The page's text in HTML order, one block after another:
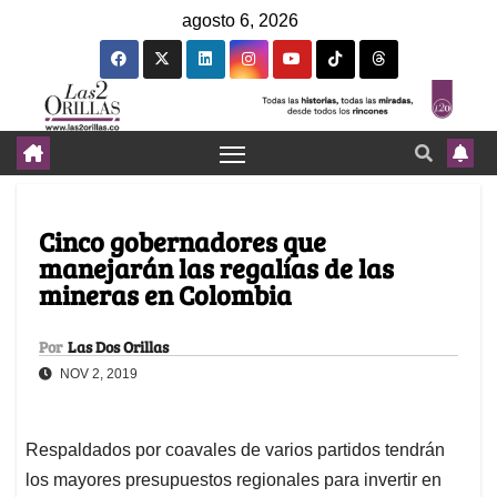
agosto 6, 2026
Cinco gobernadores que
manejarán las regalías de las
mineras en Colombia
Por Las Dos Orillas
NOV 2, 2019
Respaldados por coavales de varios partidos tendrán
los mayores presupuestos regionales para invertir en